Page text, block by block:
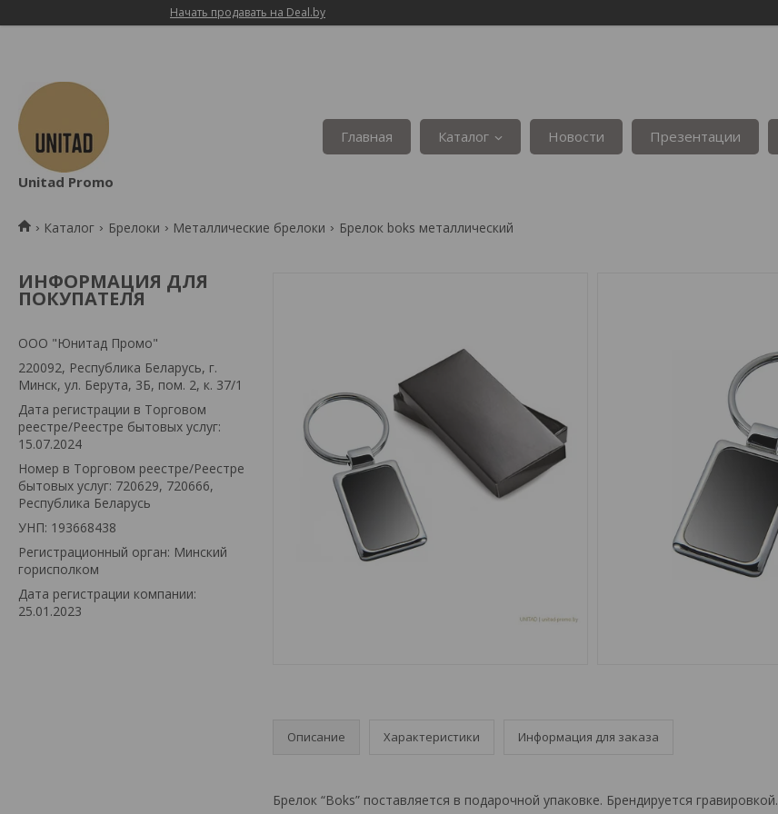
Начать продавать на Deal.by
Unitad Promo
Главная Каталог Новости Презентации
Каталог Брелоки Металлические брелоки Брелок boks металлический
ИНФОРМАЦИЯ ДЛЯ
ПОКУПАТЕЛЯ
OOO "Юнитад Промо"
220092, Республика Беларусь, г.
Минск, ул. Берута, 3Б, пом. 2, к. 37/1
Дата регистрации в Торговом
реестре/Реестре бытовых услуг:
15.07.2024
Номер в Торговом реестре/Реестре
бытовых услуг: 720629, 720666,
Республика Беларусь
УНП: 193668438
Регистрационный орган: Минский
горисполком
Дата регистрации компании:
25.01.2023
Описание Характеристики Информация для заказа
Брелок “Boks” поставляется в подарочной упаковке. Брендируется гравировкой.